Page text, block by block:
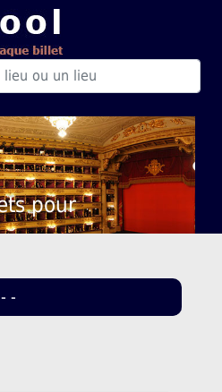
pour
- -